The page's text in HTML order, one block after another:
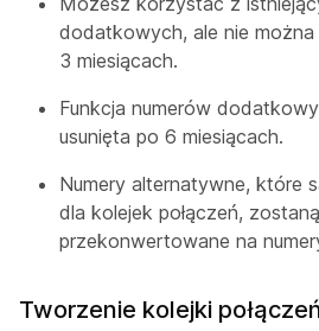
dodatkowych, ale nie
3 miesiącach.
Funkcja numerów
usunięta po 6 miesiącach.
Numery alternatywne, które
dla kolejek połączeń,
przekonwertowane na
Tworzenie kolejki